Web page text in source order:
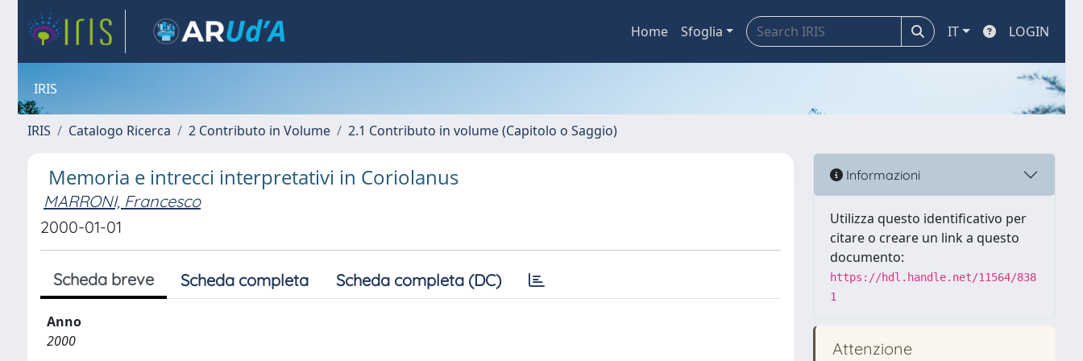
Home Sfoglia IT LOGIN
IRIS
IRIS Catalogo Ricerca 2 Contributo in Volume 2.1 Contributo in volume (Capitolo o Saggio)
Memoria e intrecci interpretativi in Coriolanus
MARRONI, Francesco
2000-01-01
Scheda breve Scheda completa Scheda completa (DC)
Anno
2000
Informazioni
Utilizza questo identificativo per
citare o creare un link a questo
documento:
https://hdl.handle.net/11564/838
1
Attenzione